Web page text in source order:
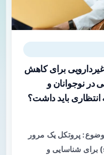
برای کاهش
در نوجوانان و
پروتکل یک مرور
نقشه‌ای (scoping review) برای شناسایی و